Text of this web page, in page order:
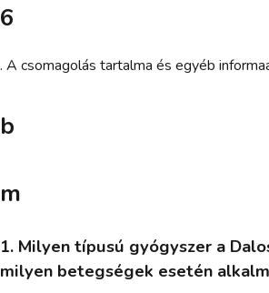
6
. A csomagolás tartalma és egyéb
b
m
1. Milyen típusú gyógyszer a
milyen betegségek esetén